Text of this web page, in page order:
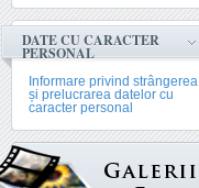
DATE CU CARACTER
PERSONAL
Informare privind strângerea
și prelucrarea datelor cu
caracter personal